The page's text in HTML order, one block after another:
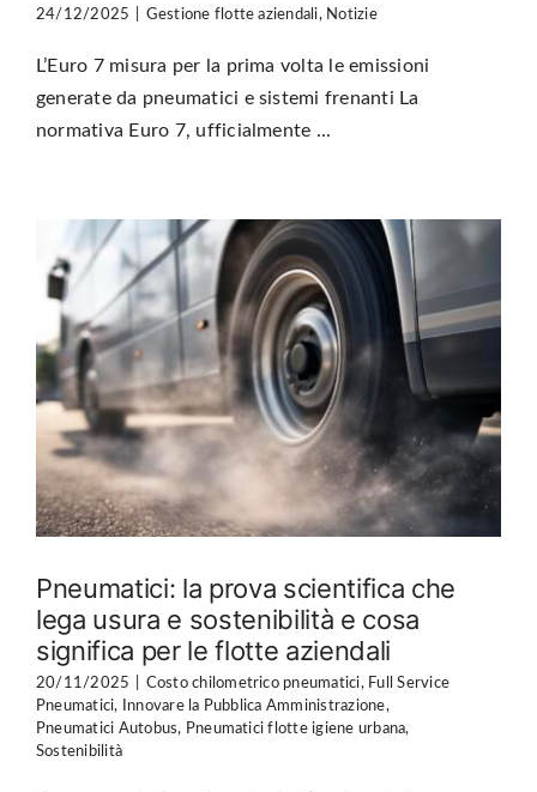
24/12/2025 Gestione flotte aziendali, Notizie
L’Euro 7 misura per la prima volta le emissioni
generate da pneumatici e sistemi frenanti La
normativa Euro 7, ufficialmente ...
Pneumatici: la prova scientifica che
lega usura e sostenibilità e cosa
significa per le flotte aziendali
20/11/2025 Costo chilometrico pneumatici, Full Service
Pneumatici, Innovare la Pubblica Amministrazione,
Pneumatici Autobus, Pneumatici flotte igiene urbana,
Sostenibilità